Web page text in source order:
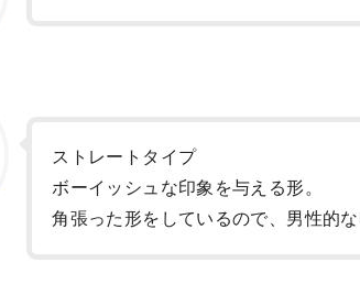
ストレートタイプ
ボーイッシュな印象を与える形。
角張った形をしているので、男性的